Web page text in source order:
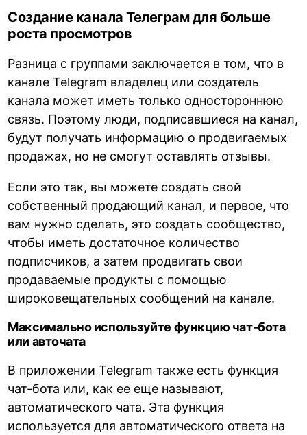
Создание канала Телеграм для больше
роста просмотров
Разница с группами заключается в том, что в
канале Telegram владелец или создатель
канала может иметь только одностороннюю
связь. Поэтому люди, подписавшиеся на канал,
будут получать информацию о продвигаемых
продажах, но не смогут оставлять отзывы.
Если это так, вы можете создать свой
собственный продающий канал, и первое, что
вам нужно сделать, это создать сообщество,
чтобы иметь достаточное количество
подписчиков, а затем продвигать свои
продаваемые продукты с помощью
широковещательных сообщений на канале.
Максимально используйте функцию чат-бота
или авточата
В приложении Telegram также есть функция
чат-бота или, как ее еще называют,
автоматического чата. Эта функция
используется для автоматического ответа на